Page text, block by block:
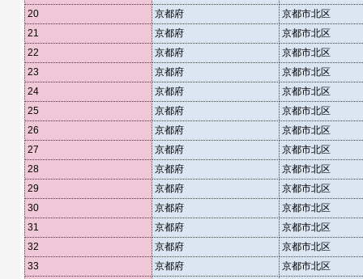
20
京都府
京都市北区
21
京都府
京都市北区
22
京都府
京都市北区
23
京都府
京都市北区
24
京都府
京都市北区
25
京都府
京都市北区
26
京都府
京都市北区
27
京都府
京都市北区
28
京都府
京都市北区
29
京都府
京都市北区
30
京都府
京都市北区
31
京都府
京都市北区
32
京都府
京都市北区
33
京都府
京都市北区